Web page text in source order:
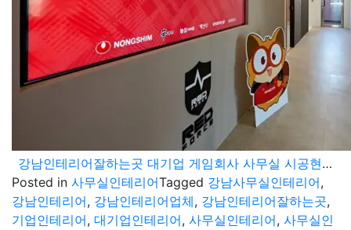
강남인테리어잘하는곳 대기업 게임회사 사무실 시공현장
Posted in 사무실인테리어Tagged 강남사무실인테리어,
강남인테리어, 강남인테리어업체, 강남인테리어잘하는곳,
기업인테리어, 대기업인테리어, 사무실인테리어, 사무실인